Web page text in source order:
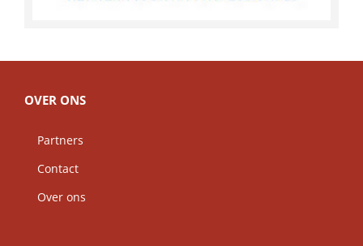
OVER ONS
Partners
Contact
Over ons